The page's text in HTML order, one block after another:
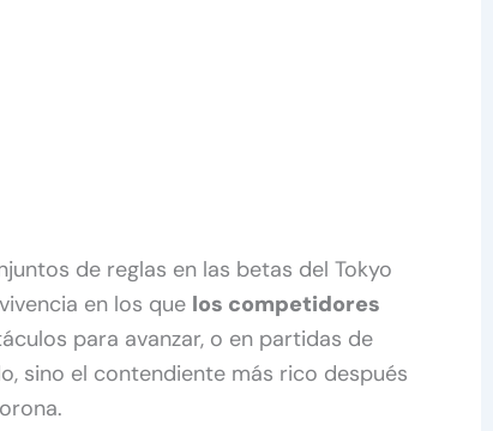
de reglas en las betas del Tokyo
en los que los competidores
para avanzar, o en partidas de
sino el contendiente más rico después